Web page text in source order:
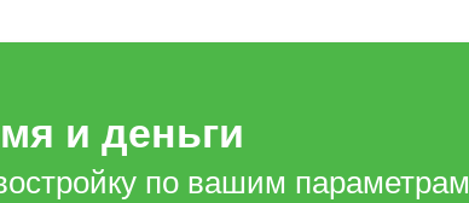
и деньги
по вашим параметрам